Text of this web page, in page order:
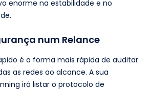
enorme na estabilidade e no
num Relance
é a forma mais rápida de auditar
as redes ao alcance. A sua
irá listar o protocolo de